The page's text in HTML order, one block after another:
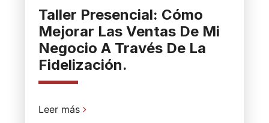
Taller Presencial: Cómo
Mejorar Las Ventas De Mi
Negocio A Través De La
Fidelización.
Leer más